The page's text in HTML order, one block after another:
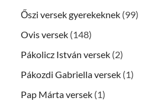
Őszi versek gyerekeknek (99)
Ovis versek (148)
Pákolicz István versek (2)
Pákozdi Gabriella versek (1)
Pap Márta versek (1)